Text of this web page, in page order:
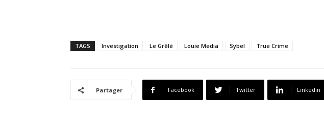
TAGS Investigation Le Grêlé Louie Media Sybel True Crime
Partager Facebook Twitter Linkedin